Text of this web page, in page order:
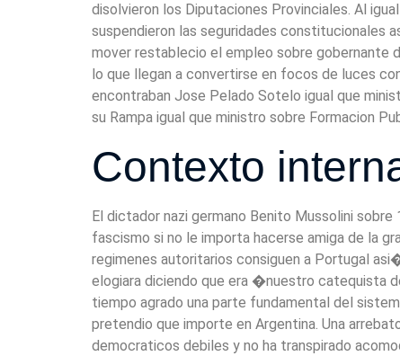
disolvieron los Diputaciones Provinciales. Al
suspendieron las seguridades constitucionales
mover restablecio el empleo sobre gobernante
lo que llegan a convertirse en focos de luces
encontraban Jose Pelado Sotelo igual que
su Rampa igual que ministro sobre Formacion
Contexto
El dictador nazi germano Benito Mussolini
fascismo si no le importa hacerse amiga de la
regimenes autoritarios consiguen a Portugal
elogiara diciendo que era �nuestro catequista
tiempo agrado una parte fundamental del
pretendio que importe en Argentina. Una
democraticos debiles y no ha transpirado